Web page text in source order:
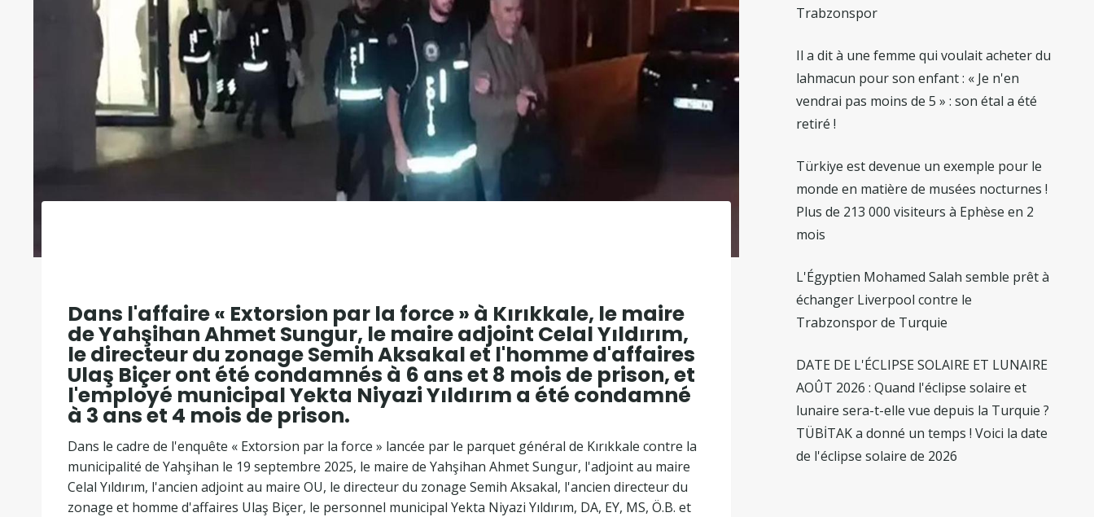
Dans l'affaire « Extorsion par la force » à Kırıkkale, le maire
de Yahşihan Ahmet Sungur, le maire adjoint Celal Yıldırım,
le directeur du zonage Semih Aksakal et l'homme d'affaires
Ulaş Biçer ont été condamnés à 6 ans et 8 mois de prison, et
l'employé municipal Yekta Niyazi Yıldırım a été condamné
à 3 ans et 4 mois de prison.
Dans le cadre de l'enquête « Extorsion par la force » lancée par le parquet général de Kırıkkale contre la
municipalité de Yahşihan le 19 septembre 2025, le maire de Yahşihan Ahmet Sungur, l'adjoint au maire
Celal Yıldırım, l'ancien adjoint au maire OU, le directeur du zonage Semih Aksakal, l'ancien directeur du
zonage et homme d'affaires Ulaş Biçer, le personnel municipal Yekta Niyazi Yıldırım, DA, EY, MS, Ö.B. et
Trabzonspor
Il a dit à une femme qui voulait acheter du
lahmacun pour son enfant : « Je n'en
vendrai pas moins de 5 » : son étal a été
retiré !
Türkiye est devenue un exemple pour le
monde en matière de musées nocturnes !
Plus de 213 000 visiteurs à Ephèse en 2
mois
L'Égyptien Mohamed Salah semble prêt à
échanger Liverpool contre le
Trabzonspor de Turquie
DATE DE L'ÉCLIPSE SOLAIRE ET LUNAIRE
AOÛT 2026 : Quand l'éclipse solaire et
lunaire sera-t-elle vue depuis la Turquie ?
TÜBİTAK a donné un temps ! Voici la date
de l'éclipse solaire de 2026